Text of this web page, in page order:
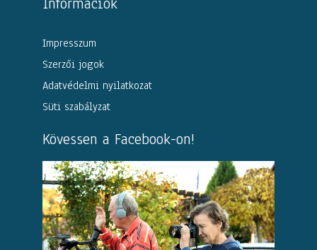
Impresszum
Szerzői jogok
Adatvédelmi nyilatkozat
Süti szabályzat
Kövessen a Facebook-on!